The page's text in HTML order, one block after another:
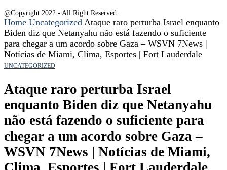
@Copyright 2022 - All Right Reserved.
Home Uncategorized Ataque raro perturba Israel enquanto
Biden diz que Netanyahu não está fazendo o suficiente
para chegar a um acordo sobre Gaza – WSVN 7News |
Notícias de Miami, Clima, Esportes | Fort Lauderdale
UNCATEGORIZED
Ataque raro perturba Israel
enquanto Biden diz que Netanyahu
não está fazendo o suficiente para
chegar a um acordo sobre Gaza –
WSVN 7News | Notícias de Miami,